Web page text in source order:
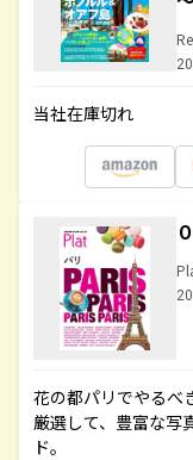
当社在庫切れ
花の都パリでやるべ
厳選して、豊富な写
ド。